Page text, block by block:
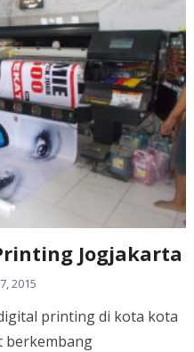
Jogjakarta
2015
printing di kota kota
berkembang